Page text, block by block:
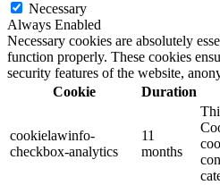
Necessary
Always Enabled
Necessary cookies are absolutely
function properly. These cookies
security features of the website,
Cookie
Duration
cookielawinfo-
checkbox-analytics
11
months